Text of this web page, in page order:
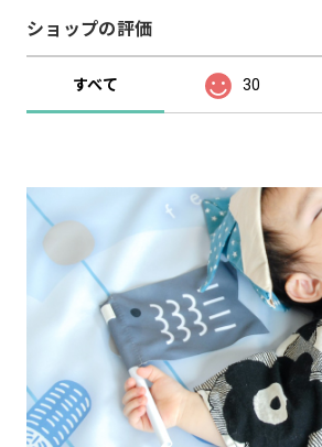
ショップの評価
すべて 30